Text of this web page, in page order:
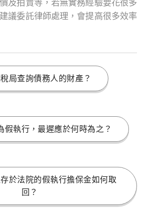
及拍賣等，若無實務經驗要花很多
議委託律師處理，會提高很多效率
局查詢債務人的財產？
假執行，最遲應於何時為之？
於法院的假執行擔保金如何取
回？